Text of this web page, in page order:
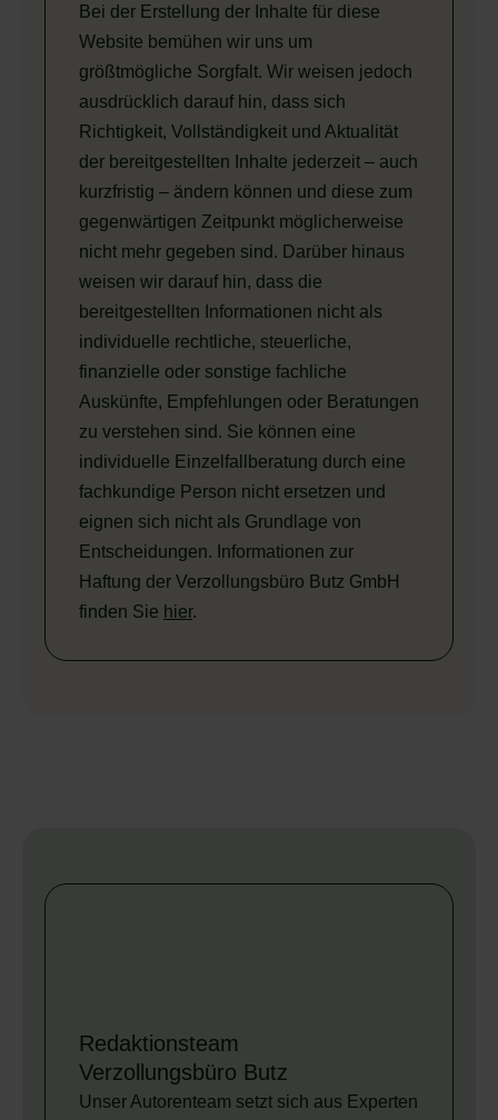
Bei der Erstellung der Inhalte für diese
Website bemühen wir uns um
größtmögliche Sorgfalt. Wir weisen jedoch
ausdrücklich darauf hin, dass sich
Richtigkeit, Vollständigkeit und Aktualität
der bereitgestellten Inhalte jederzeit – auch
kurzfristig – ändern können und diese zum
gegenwärtigen Zeitpunkt möglicherweise
nicht mehr gegeben sind. Darüber hinaus
weisen wir darauf hin, dass die
bereitgestellten Informationen nicht als
individuelle rechtliche, steuerliche,
finanzielle oder sonstige fachliche
Auskünfte, Empfehlungen oder Beratungen
zu verstehen sind. Sie können eine
individuelle Einzelfallberatung durch eine
fachkundige Person nicht ersetzen und
eignen sich nicht als Grundlage von
Entscheidungen. Informationen zur
Haftung der Verzollungsbüro Butz GmbH
finden Sie hier.
Redaktionsteam
Verzollungsbüro Butz
Unser Autorenteam setzt sich aus Experten